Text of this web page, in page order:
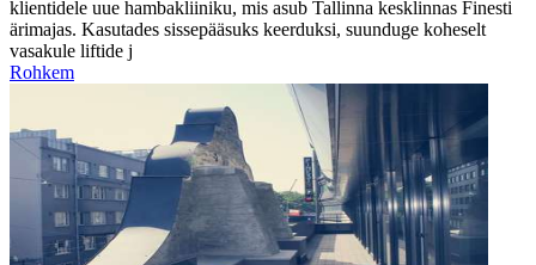
klientidele uue hambakliiniku, mis asub Tallinna kesklinnas Finesti
ärimajas. Kasutades sissepääsuks keerduksi, suunduge koheselt
vasakule liftide j
Rohkem